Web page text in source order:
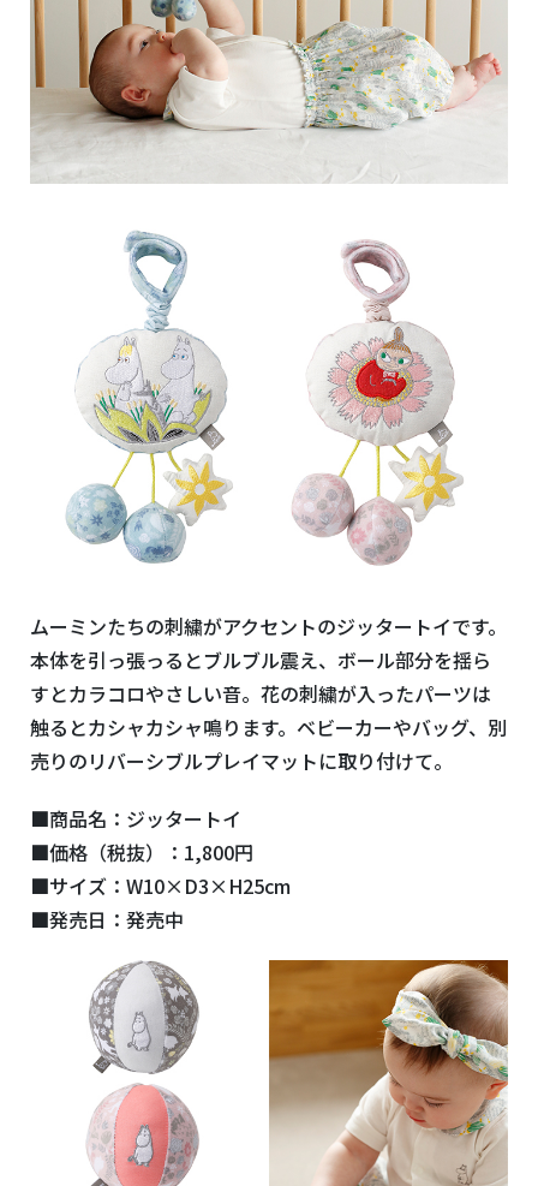
ムーミンたちの刺繍がアクセントのジッタートイです。
本体を引っ張っるとブルブル震え、ボール部分を揺ら
すとカラコロやさしい音。花の刺繍が入ったパーツは
触るとカシャカシャ鳴ります。ベビーカーやバッグ、別
売りのリバーシブルプレイマットに取り付けて。
■商品名：ジッタートイ
■価格（税抜）：1,800円
■サイズ：W10×D3×H25cm
■発売日：発売中